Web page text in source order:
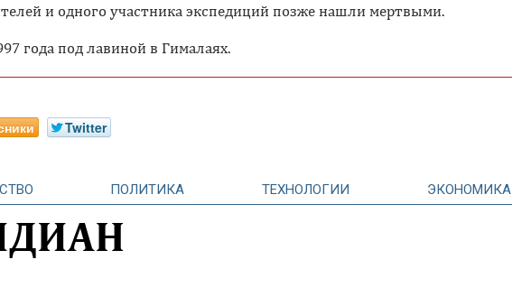
и одного участника экспедиций позже нашли мертвыми.
года под лавиной в Гималаях.
Twitter
ПОЛИТИКА ТЕХНОЛОГИИ ЭКОНОМИКА